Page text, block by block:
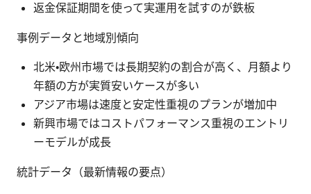
返金保証期間を使って実運用を試すのが鉄板
事例データと地域別傾向
北米・欧州市場では長期契約の割合が高く、月額より
年額の方が実質安いケースが多い
アジア市場は速度と安定性重視のプランが増加中
新興市場ではコストパフォーマンス重視のエントリ
ーモデルが成長
統計データ（最新情報の要点）